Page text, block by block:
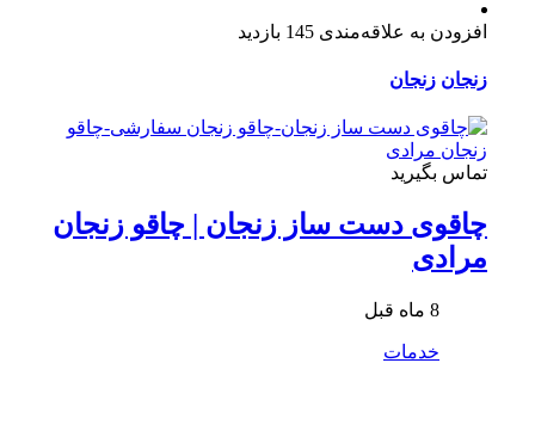
افزودن به علاقه‌مندی 145 بازدید
زنجان زنجان
تماس بگیرید
چاقوی دست ساز زنجان | چاقو زنجان
مرادی
8 ماه قبل
خدمات